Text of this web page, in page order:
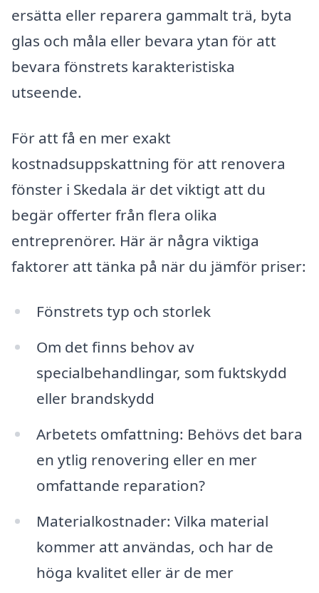
ersätta eller reparera gammalt trä, byta
glas och måla eller bevara ytan för att
bevara fönstrets karakteristiska
utseende.
För att få en mer exakt
kostnadsuppskattning för att renovera
fönster i Skedala är det viktigt att du
begär offerter från flera olika
entreprenörer. Här är några viktiga
faktorer att tänka på när du jämför priser:
Fönstrets typ och storlek
Om det finns behov av
specialbehandlingar, som fuktskydd
eller brandskydd
Arbetets omfattning: Behövs det bara
en ytlig renovering eller en mer
omfattande reparation?
Materialkostnader: Vilka material
kommer att användas, och har de
höga kvalitet eller är de mer